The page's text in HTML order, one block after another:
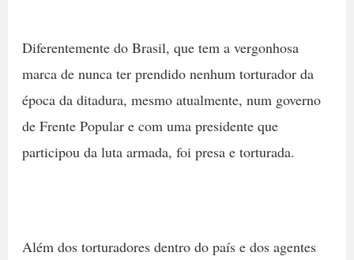
Diferentemente do Brasil, que tem a vergonhosa
marca de nunca ter prendido nenhum torturador da
época da ditadura, mesmo atualmente, num governo
de Frente Popular e com uma presidente que
participou da luta armada, foi presa e torturada.
Além dos torturadores dentro do país e dos agentes